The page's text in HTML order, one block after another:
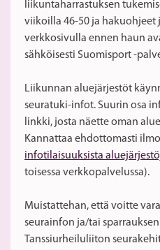
liikuntaharrastuksen
viikoilla 46-50 ja hakuohjeet
verkkosivulla ennen haun
sähköisesti Suomisport -
Liikunnan aluejärjestöt
seuratuki-infot. Suurin osa
linkki, josta näette oman
Kannattaa ehdottomasti
infotilaisuuksista
toisessa verkkopalvelussa).
Muistattehan, että voitte
seurainfon ja/tai
Tanssiurheiluliiton